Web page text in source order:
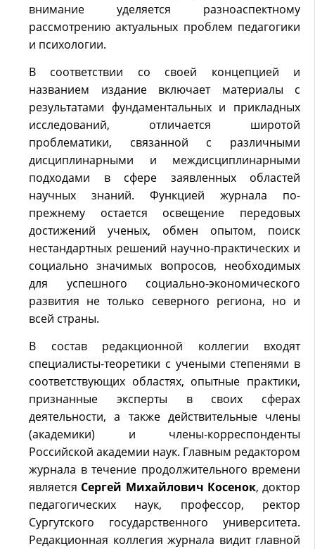
внимание уделяется разноаспектному
рассмотрению актуальных проблем педагогики
и психологии.
В соответствии со своей концепцией и
названием издание включает материалы с
результатами фундаментальных и прикладных
исследований, отличается широтой
проблематики, связанной с различными
дисциплинарными и междисциплинарными
подходами в сфере заявленных областей
научных знаний. Функцией журнала по-
прежнему остается освещение передовых
достижений ученых, обмен опытом, поиск
нестандартных решений научно-практических и
социально значимых вопросов, необходимых
для успешного социально-экономического
развития не только северного региона, но и
всей страны.
В состав редакционной коллегии входят
специалисты-теоретики с учеными степенями в
соответствующих областях, опытные практики,
признанные эксперты в своих сферах
деятельности, а также действительные члены
(академики) и члены-корреспонденты
Российской академии наук. Главным редактором
журнала в течение продолжительного времени
является Сергей Михайлович Косенок, доктор
педагогических наук, профессор, ректор
Сургутского государственного университета.
Редакционная коллегия журнала видит главной